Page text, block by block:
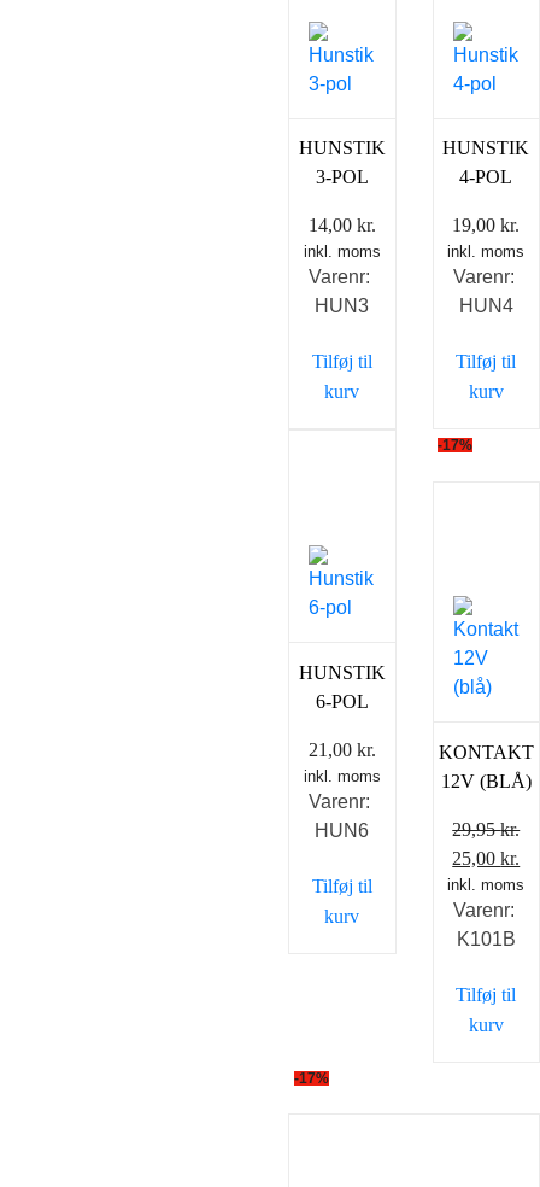
HUNSTIK
3-POL
14,00 kr.
inkl. moms
Varenr:
HUN3
Tilføj til
kurv
HUNSTIK
4-POL
19,00kr.
inkl. moms
Varenr:
HUN4
Tilføj til
kurv
HUNSTIK
6-POL
21,00 kr.
inkl. moms
Varenr:
HUN6
Tilføj til
kurv
-17%
KONTAKT
12V (BLÅ)
29,95kr.
Den
pris
var:
25,00kr.
inkl. moms
Varenr:
K101B
Tilføj til
kurv
-17%